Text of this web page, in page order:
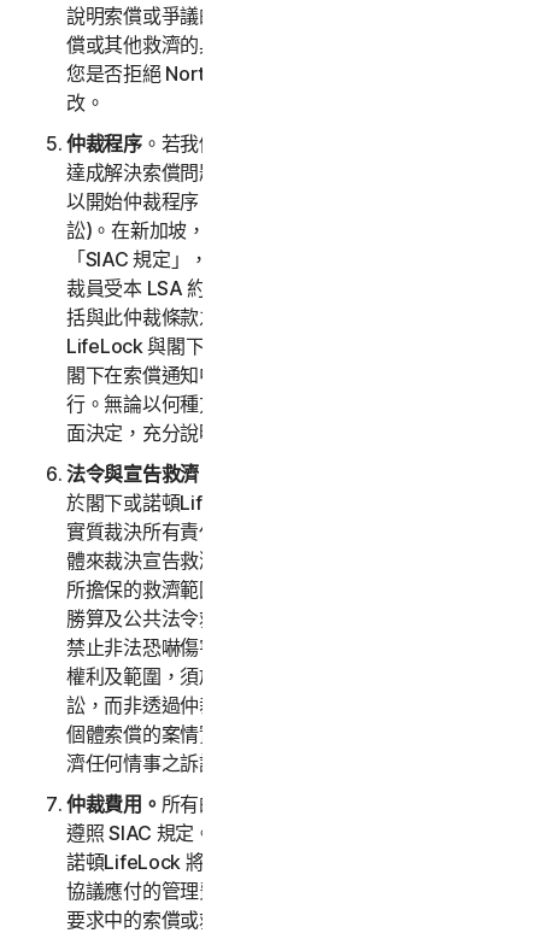
說明索償或爭議的性質與依據；(b) 提出尋求的損害賠
償或其他救濟的具體金額 (以下稱「
您是否拒絕 NortonLifeLock 對本條款的任何後續修
改。
仲裁程序。若我們在收到索償通知後三十 (30) 日內未
達成解決索償問題的協議，則您或 NortonLifeLock 可
以開始仲裁程序 (或選擇在小額索償法庭提出索償訴
訟)。在新加坡，仲裁將遵照新加坡國際仲裁中心規定
「SIAC 規定」，並將由新加坡國際仲裁中心管理。仲
裁員受本 LSA 約束。所有問題均交由仲裁員裁決，包
括與此仲裁條款之範圍和執行相關的問題。除非諾頓
LifeLock 與閣下另有約定，否則任何仲裁聽證會將於
閣下在索償通知中提供郵寄地址所在的國家/地區舉
行。無論以何種方式進行仲裁，仲裁員須給出合理的書
面決定，充分說明裁決所依據的必要調查結果和結論。
法令與宣告救濟。除上述第 2(b) 條所提供，仲裁員對
於閣下或諾頓LifeLock 的任何索償主張，應以其案情
實質裁決所有責任情事，且得僅以有利於尋求救濟之個
體來裁決宣告救濟或法令救濟，並僅以該方之個體索償
所擔保的救濟範圍為限。就閣下或諾頓LifeLock 索償
勝算及公共法令救濟尋求範圍 (即主要目的與作用在於
禁止非法恐嚇傷害大眾之法令救濟)，此等救濟之法定
權利及範圍，須於具有法定管轄權的民事法庭進行訴
訟，而非透過仲裁。各方同意在未取得仲裁程序對任何
個體索償的案情實質結果前，應先暫緩對於公共法令救
濟任何情事之訴訟。
仲裁費用。 所有的申請費、管理費與仲裁費的支付均須
遵照 SIAC 規定。閣下需要支付 SIAC 的初始申請費。
諾頓LifeLock 將不會尋求復原我們依據 SIAC 規則或本
協議應付的管理費與仲裁費，除非仲裁員發現閣下仲裁
要求中的索償或救濟物品不重要或是用於不適當的用